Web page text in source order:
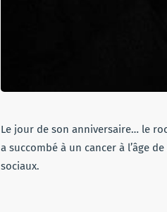
Le jour de son anniversaire… le
a succombé à un cancer à l’âge
sociaux.